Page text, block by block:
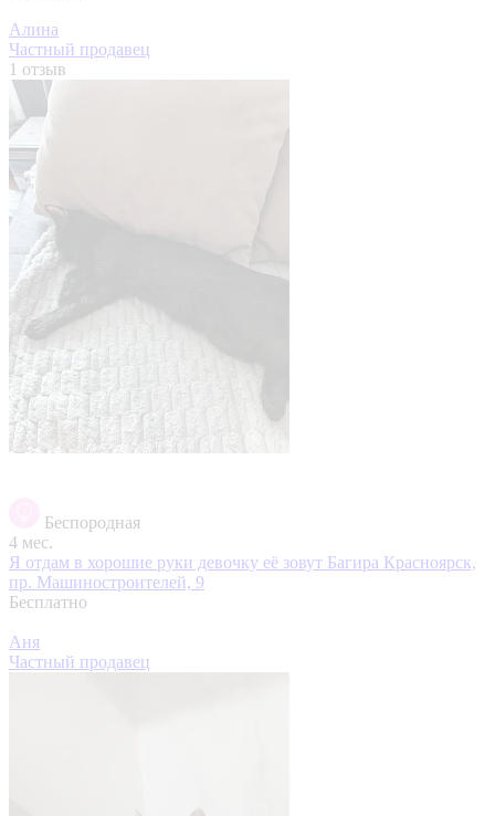
Алина
Частный продавец
1 отзыв
Беспородная
4 мес.
Я отдам в хорошие руки девочку её зовут Багира Красноярск,
пр. Машиностроителей, 9
Бесплатно
Аня
Частный продавец